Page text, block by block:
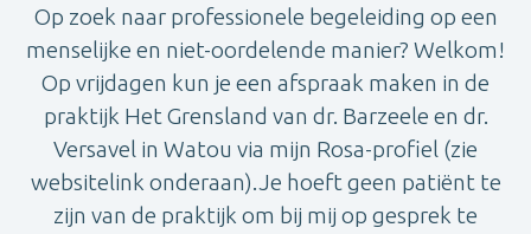
Op zoek naar professionele begeleiding op een
menselijke en niet-oordelende manier? Welkom!
Op vrijdagen kun je een afspraak maken in de
praktijk Het Grensland van dr. Barzeele en dr.
Versavel in Watou via mijn Rosa-profiel (zie
websitelink onderaan).Je hoeft geen patiënt te
zijn van de praktijk om bij mij op gesprek te